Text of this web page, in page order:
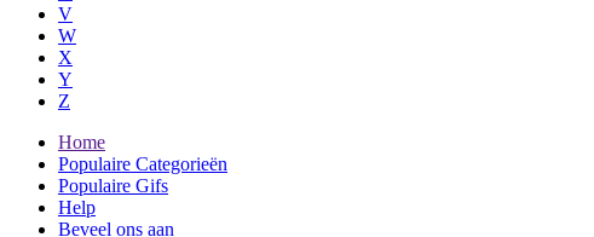
V
W
X
Y
Z
Home
Populaire Categorieën
Populaire Gifs
Help
Beveel ons aan